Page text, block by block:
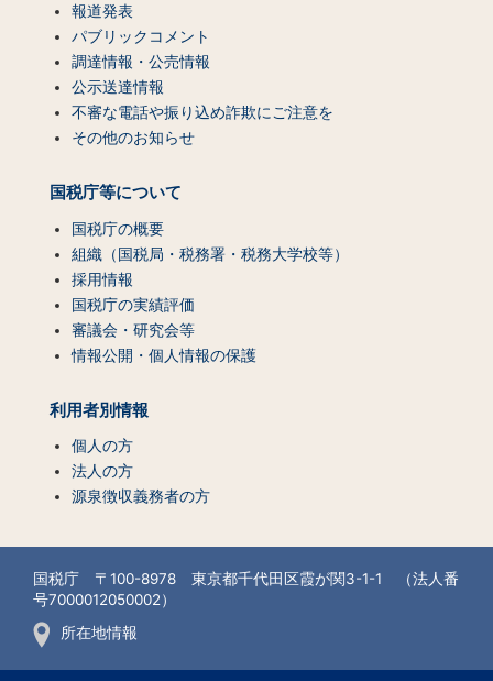
報道発表
パブリックコメント
調達情報・公売情報
公示送達情報
不審な電話や振り込め詐欺にご注意を
その他のお知らせ
国税庁等について
国税庁の概要
組織（国税局・税務署・税務大学校等）
採用情報
国税庁の実績評価
審議会・研究会等
情報公開・個人情報の保護
利用者別情報
個人の方
法人の方
源泉徴収義務者の方
国税庁 〒100-8978 東京都千代田区霞が関3-1-1 （法人番
号7000012050002）
所在地情報